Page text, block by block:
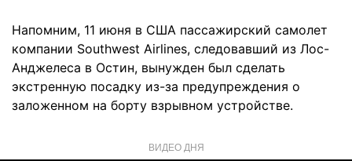
Напомним, 11 июня в США пассажирский самолет
компании Southwest Airlines, следовавший из Лос-
Анджелеса в Остин, вынужден был сделать
экстренную посадку из-за предупреждения о
заложенном на борту взрывном устройстве.
ВИДЕО ДНЯ